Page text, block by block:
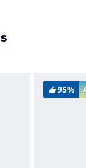
95%